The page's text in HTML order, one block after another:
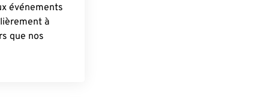
événements
à
que nos